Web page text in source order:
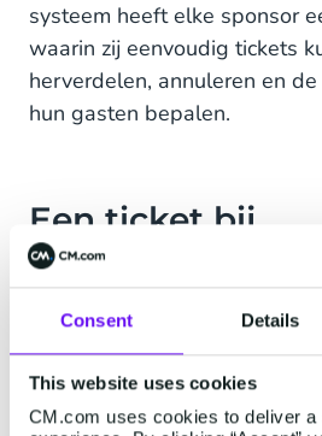
Consent Details
This website uses cookies
CM.com uses cookies to deliver
systeem heeft elke sponsor
waarin zij eenvoudig tickets
herverdelen, annuleren en
hun gasten bepalen.
Een ticket bij
boodschappen
Een van die sponsors is de
supermarktketen Jumbo. In
voor het evenement hebben
waarbij hun klanten vijftig